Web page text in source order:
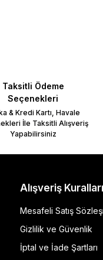
Motosiklet Çantası
Taksitli Ödeme
Seçenekleri
& Kredi Kartı, Havale
İle Taksitli Alışveriş
Yapabilirsiniz
Alışveriş Kuralları
Mesafeli Satış
Gizlilik ve Güvenlik
İptal ve İade Şartları